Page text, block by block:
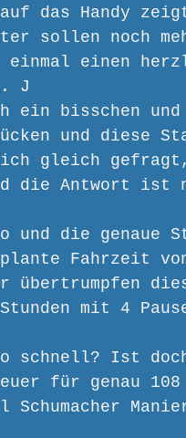
das Handy
sollen noch
einen
J
ein bisschen
und diese
ich gleich
die Antwort
und die genaue
Fahrzeit
übertrumpfen
mit 4
so schnell? Ist
für genau 108